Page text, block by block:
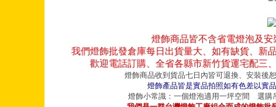
燈飾商品皆不含省電燈泡及
我們燈飾批發倉庫每日出貨量大、如有缺貨、新
歡迎電話訂購、全省各縣市新竹貨運宅配三
燈飾商品收到貨品七日內皆可退換、安裝後
燈飾產品皆是實品拍照如有色差以實
燈飾小常識：一個燈泡適用一坪空間 選購